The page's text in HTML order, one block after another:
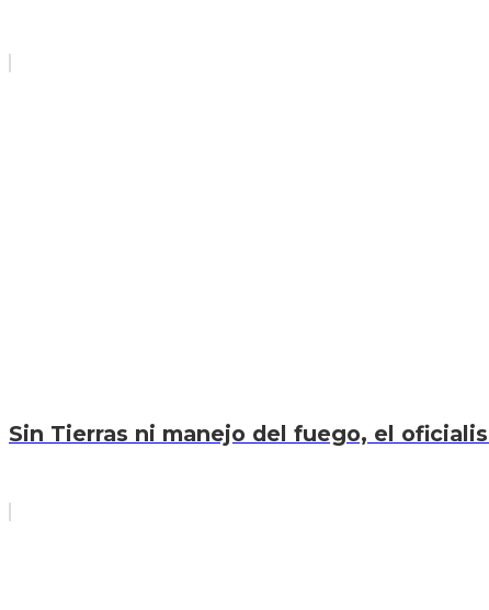
Sin Tierras ni manejo del fuego, el